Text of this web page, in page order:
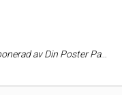
var utmärkt. Jag uppskattar också hur enkelt det var att beställa på deras hemsida. Jag rekommenderar starkt detta företag till alla som söker stiliga och hållbara affischer. Kommer definitivt att beställa igen! ⭐⭐⭐⭐⭐"